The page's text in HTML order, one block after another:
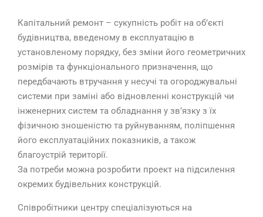
Капітальний ремонт – сукупність робіт на об’єкті
будівництва, введеному в експлуатацію в
установленому порядку, без зміни його геометричних
розмірів та функціонального призначення, що
передбачають втручання у несучі та огороджувальні
системи при заміні або відновленні конструкцій чи
інженерних систем та обладнання у зв’язку з їх
фізичною зношеністю та руйнуванням, поліпшення
його експлуатаційних показників, а також
благоустрій території.
За потреби можна розробити проект на підсилення
окремих будівельних конструкцій.
Співробітники центру спеціалізуються на